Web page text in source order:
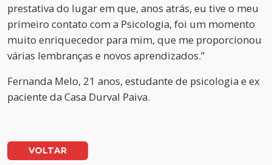
prestativa do lugar em que, anos atrás, eu tive o meu
primeiro contato com a Psicologia, foi um momento
muito enriquecedor para mim, que me proporcionou
várias lembranças e novos aprendizados.”
Fernanda Melo, 21 anos, estudante de psicologia e ex
paciente da Casa Durval Paiva.
VOLTAR